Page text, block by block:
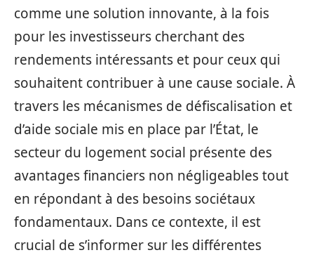
comme une solution innovante, à la fois
pour les investisseurs cherchant des
rendements intéressants et pour ceux qui
souhaitent contribuer à une cause sociale. À
travers les mécanismes de défiscalisation et
d’aide sociale mis en place par l’État, le
secteur du logement social présente des
avantages financiers non négligeables tout
en répondant à des besoins sociétaux
fondamentaux. Dans ce contexte, il est
crucial de s’informer sur les différentes